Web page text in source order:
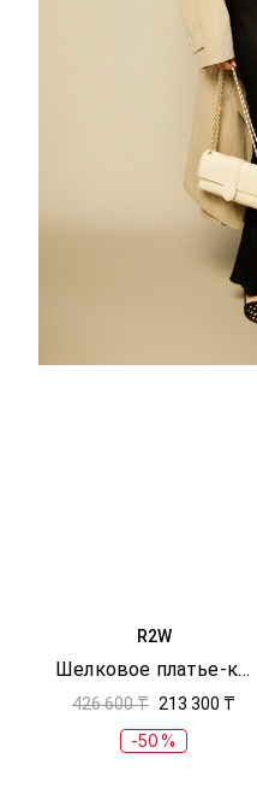
R2W
Шелковое платье-комбинация
426 600 ₸ 213 300 ₸
-50%